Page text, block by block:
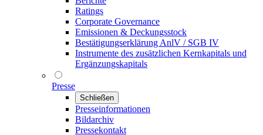
Ratings
Corporate Governance
Emissionen & Deckungsstock
Bestätigungserklärung AnlV / SGB IV
Instrumente des zusätzlichen Kernkapitals und
Ergänzungskapitals
Presse
Schließen
Presseinformationen
Bildarchiv
Pressekontakt